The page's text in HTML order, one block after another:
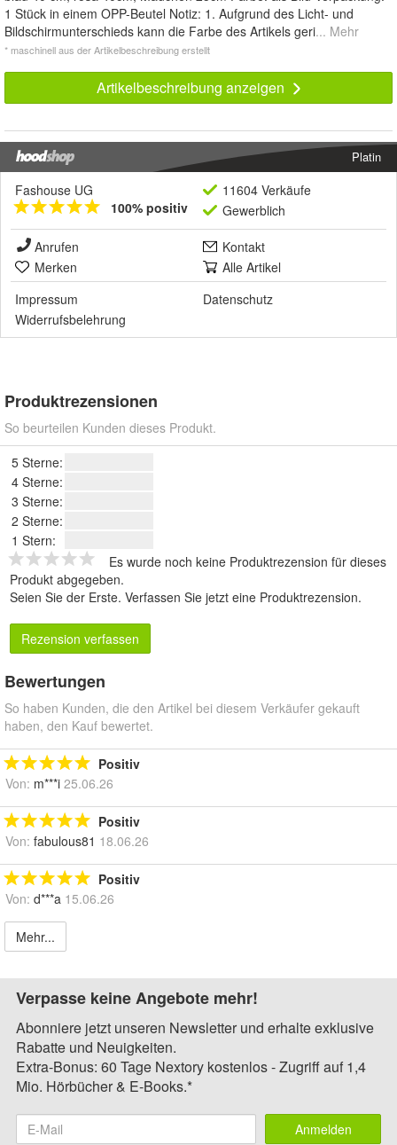
1 Stück in einem OPP-Beutel Notiz: 1. Aufgrund des Licht- und
Bildschirmunterschieds kann die Farbe des Artikels geri... Mehr
* maschinell aus der Artikelbeschreibung erstellt
Artikelbeschreibung anzeigen
Platin
Fashouse UG
100% positiv
11604 Verkäufe
Gewerblich
Anrufen
Kontakt
Merken
Alle Artikel
Impressum
Datenschutz
Widerrufsbelehrung
Produktrezensionen
So beurteilen Kunden dieses Produkt.
5 Sterne:
4 Sterne:
3 Sterne:
2 Sterne:
1 Stern:
Es wurde noch keine Produktrezension für dieses
Produkt abgegeben.
Seien Sie der Erste. Verfassen Sie jetzt eine Produktrezension.
Rezension verfassen
Bewertungen
So haben Kunden, die den Artikel bei diesem Verkäufer gekauft
haben, den Kauf bewertet.
Positiv
Von: m***i 25.06.26
Positiv
Von: fabulous81 18.06.26
Positiv
Von: d***a 15.06.26
Mehr...
Verpasse keine Angebote mehr!
Abonniere jetzt unseren Newsletter und erhalte exklusive
Rabatte und Neuigkeiten.
Extra-Bonus: 60 Tage Nextory kostenlos - Zugriff auf 1,4
Mio. Hörbücher & E-Books.*
Anmelden